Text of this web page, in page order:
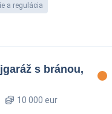
a regulácia
s bránou,
10 000 eur